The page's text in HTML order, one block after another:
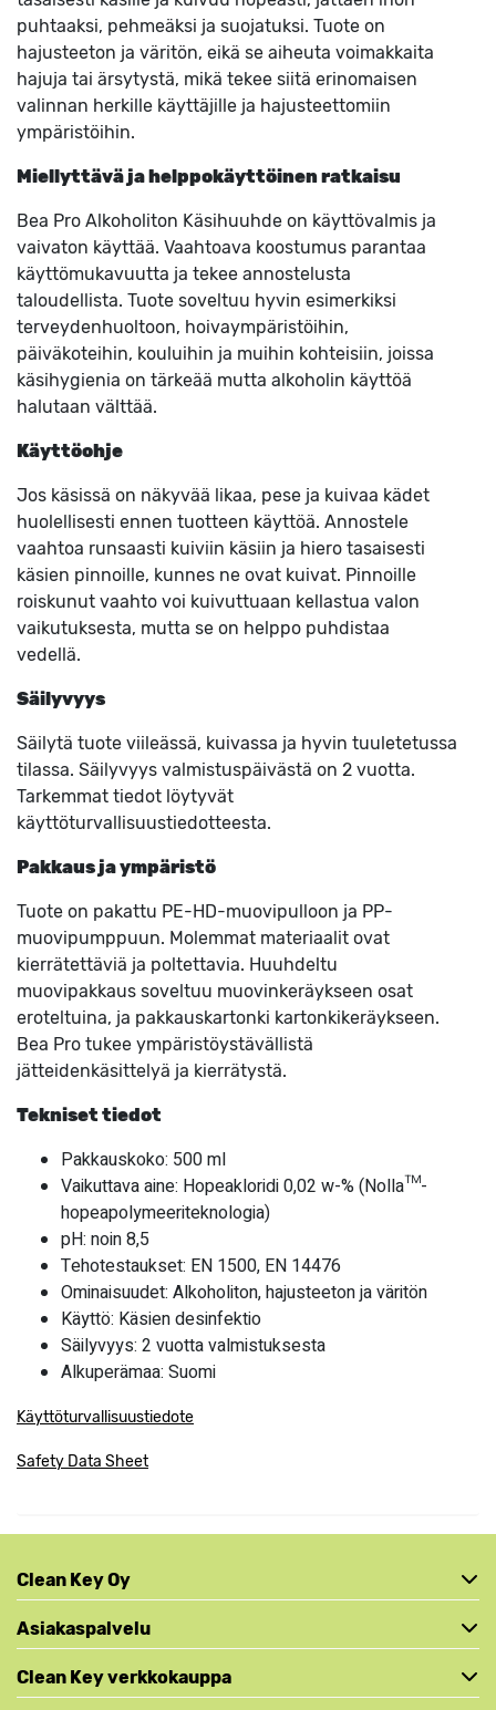
puhtaaksi, pehmeäksi ja suojatuksi. Tuote on
hajusteeton ja väritön, eikä se aiheuta voimakkaita
hajuja tai ärsytystä, mikä tekee siitä erinomaisen
valinnan herkille käyttäjille ja hajusteettomiin
ympäristöihin.
Miellyttävä ja helppokäyttöinen ratkaisu
Bea Pro Alkoholiton Käsihuuhde on käyttövalmis ja
vaivaton käyttää. Vaahtoava koostumus parantaa
käyttömukavuutta ja tekee annostelusta
taloudellista. Tuote soveltuu hyvin esimerkiksi
terveydenhuoltoon, hoivaympäristöihin,
päiväkoteihin, kouluihin ja muihin kohteisiin, joissa
käsihygienia on tärkeää mutta alkoholin käyttöä
halutaan välttää.
Käyttöohje
Jos käsissä on näkyvää likaa, pese ja kuivaa kädet
huolellisesti ennen tuotteen käyttöä. Annostele
vaahtoa runsaasti kuiviin käsiin ja hiero tasaisesti
käsien pinnoille, kunnes ne ovat kuivat. Pinnoille
roiskunut vaahto voi kuivuttuaan kellastua valon
vaikutuksesta, mutta se on helppo puhdistaa
vedellä.
Säilyvyys
Säilytä tuote viileässä, kuivassa ja hyvin tuuletetussa
tilassa. Säilyvyys valmistuspäivästä on 2 vuotta.
Tarkemmat tiedot löytyvät
käyttöturvallisuustiedotteesta.
Pakkaus ja ympäristö
Tuote on pakattu PE-HD-muovipulloon ja PP-
muovipumppuun. Molemmat materiaalit ovat
kierrätettäviä ja poltettavia. Huuhdeltu
muovipakkaus soveltuu muovinkeräykseen osat
eroteltuina, ja pakkauskartonki kartonkikeräykseen.
Bea Pro tukee ympäristöystävällistä
jätteidenkäsittelyä ja kierrätystä.
Tekniset tiedot
Pakkauskoko: 500 ml
Vaikuttava aine: Hopeakloridi 0,02 w-% (Nolla™-
hopeapolymeeriteknologia)
pH: noin 8,5
Tehotestaukset: EN 1500, EN 14476
Ominaisuudet: Alkoholiton, hajusteeton ja väritön
Käyttö: Käsien desinfektio
Säilyvyys: 2 vuotta valmistuksesta
Alkuperämaa: Suomi
Käyttöturvallisuustiedote
Safety Data Sheet
Clean Key Oy
Asiakaspalvelu
Clean Key verkkokauppa